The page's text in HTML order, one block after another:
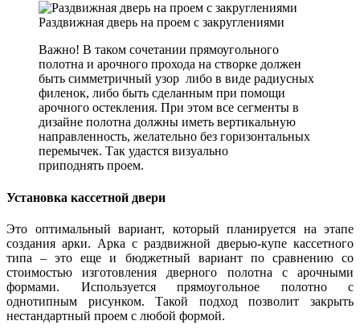
Раздвижная дверь на проем с закруглениями
Важно! В таком сочетании прямоугольного
полотна и арочного прохода на створке должен
быть симметричный узор либо в виде радиусных
филенок, либо быть сделанным при помощи
арочного остекления. При этом все сегменты в
дизайне полотна должны иметь вертикальную
направленность, желательно без горизонтальных
перемычек. Так удастся визуально
приподнять проем.
Установка кассетной двери
Это оптимальный вариант, который планируется на этапе
создания арки. Арка с раздвижной дверью-купе кассетного
типа – это еще и бюджетный вариант по сравнению со
стоимостью изготовления дверного полотна с арочными
формами. Используется прямоугольное полотно с
однотипным рисунком. Такой подход позволит закрыть
нестандартный проем с любой формой.